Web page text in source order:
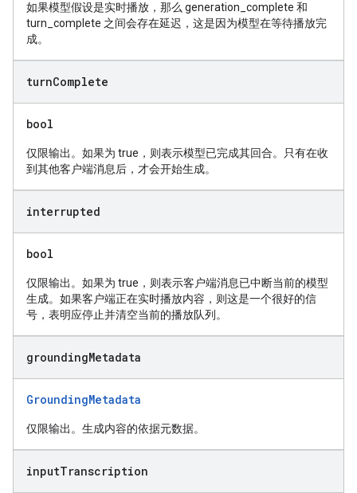
如果模型假设是实时播放，那么 generation_complete 和
turn_complete 之间会存在延迟，这是因为模型在等待播放完
成。
turnComplete
bool
仅限输出。如果为 true，则表示模型已完成其回合。只有在收
到其他客户端消息后，才会开始生成。
interrupted
bool
仅限输出。如果为 true，则表示客户端消息已中断当前的模型
生成。如果客户端正在实时播放内容，则这是一个很好的信
号，表明应停止并清空当前的播放队列。
groundingMetadata
GroundingMetadata
仅限输出。生成内容的依据元数据。
inputTranscription